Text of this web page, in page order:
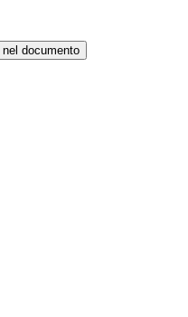
nel documento